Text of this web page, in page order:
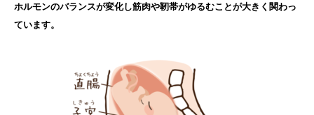
ホルモンのバランスが変化し筋肉や靭帯がゆるむことが大きく関わっ
ています。